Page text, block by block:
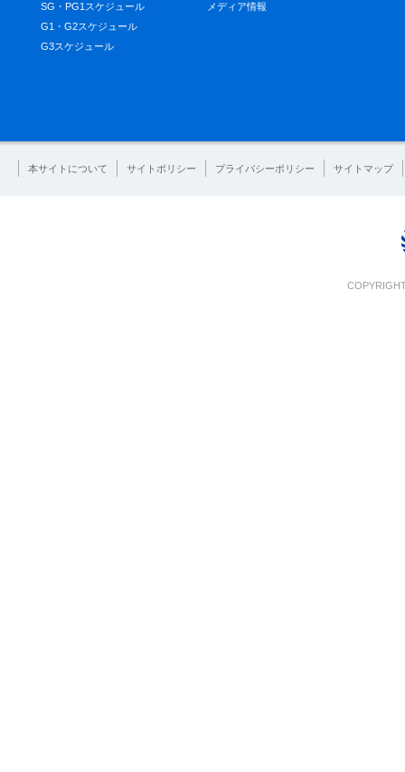
SG・PG1スケジュール
G1・G2スケジュール
G3スケジュール
メディア情報
本サイトについて サイトポリシー プライバシーポリシー サイトマップ